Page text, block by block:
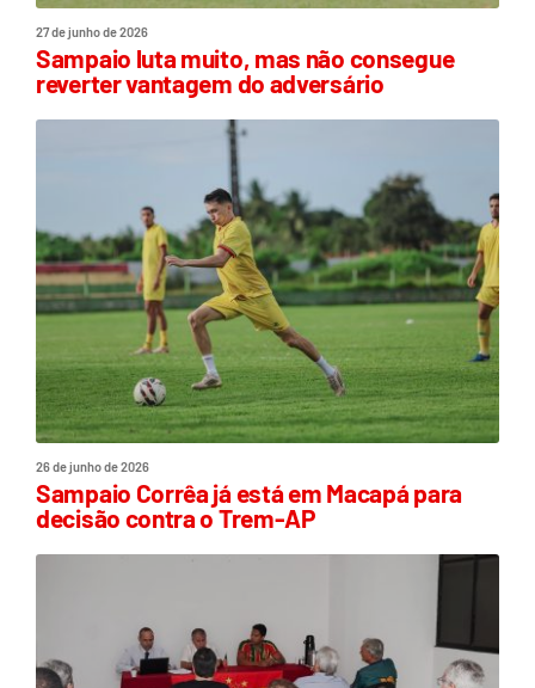
27 de junho de 2026
Sampaio luta muito, mas não consegue
reverter vantagem do adversário
26 de junho de 2026
Sampaio Corrêa já está em Macapá para
decisão contra o Trem-AP